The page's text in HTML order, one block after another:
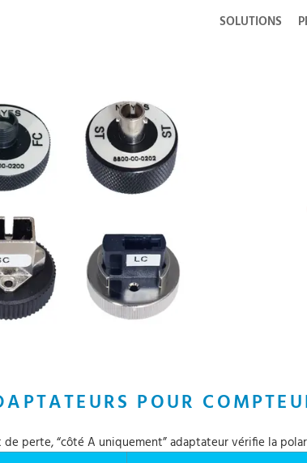
SOLUTIONS
POUR
perte, “côté A uniquement” adaptateur vérifie la